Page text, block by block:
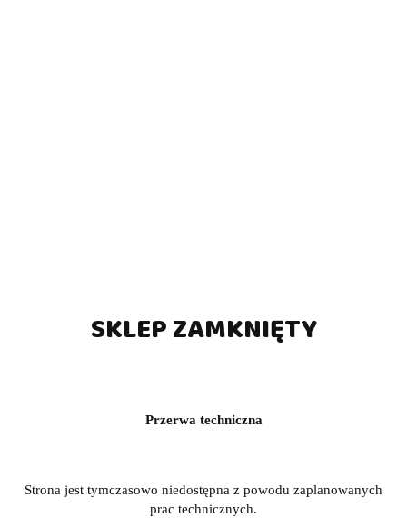
SKLEP ZAMKNIĘTY
Przerwa techniczna
Strona jest tymczasowo niedostępna z powodu zaplanowanych
prac technicznych.